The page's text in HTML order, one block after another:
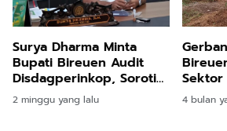
Surya Dharma Minta
Bupati Bireuen Audit
Disdagperinkop, Soroti
Integritas PAD
2 minggu yang lalu
Sektor
4 bulan